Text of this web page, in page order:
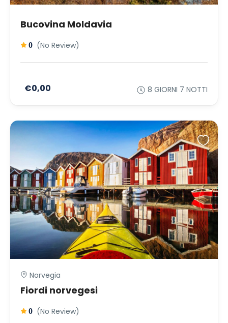
Bucovina Moldavia
0 (No Review)
€0,00 8 GIORNI 7 NOTTI
Norvegia
Fiordi norvegesi
0 (No Review)